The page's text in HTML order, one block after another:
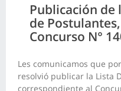
Publicación de
de
Concurso N°
Les comunicamos que
resolvió publicar la Lista
correspondiente al